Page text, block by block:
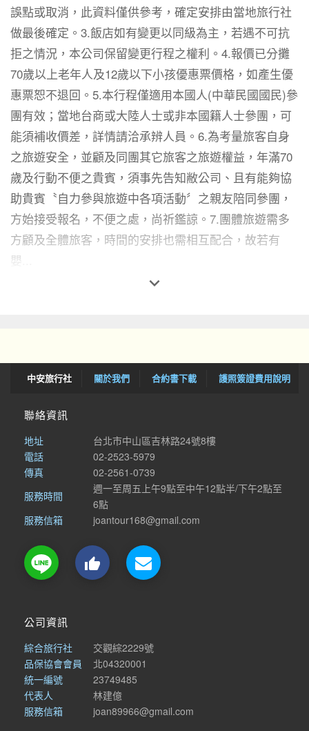
誤點或取消，此資料僅供參考，確定安排由當地旅行社
做最後確定。3.飯店如有變更以同級為主，若遇不可抗
拒之情況，本公司保留變更行程之權利。4.報價已分攤
70歲以上老年人及12歲以下小孩優惠票價格，如產生優
惠票恕不退回。5.本行程僅適用本國人(中華民國國民)參
團有效；當地台商或大陸人士或非本國籍人士參團，可
能須補收價差，詳情請洽承辨人員。6.為考量旅客自身
之旅遊安全，並顧及同團其它旅客之旅遊權益，年滿70
歲及行動不便之貴賓，須事先告知敝公司、且有能夠協
助貴賓〝自力參與旅遊中各項活動〞之親友陪同參團，
方始接受報名，不便之處，尚祈鑑諒。7.團體旅遊需多
方顧及全體旅客，時間的安排也需相互配合，故若有
嬰...

中安旅行社 關於我們 合約書下載 護照簽證費用說明
聯絡資訊
地址
台北市中山區吉林路24號8樓
電話
02-2523-5979
傳真
02-2561-0739
服務時間
週一至周五上午9點至中午12點半/下午2點至
6點
服務信箱
joantour168@gmail.com

公司資訊
綜合旅行社
交觀綜2229號
品保協會會員
北04320001
統一編號
23749485
代表人
林建億
服務信箱
joan89966@gmail.com